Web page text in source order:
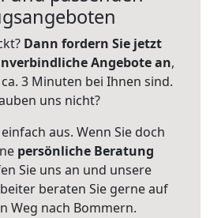
Dann fordern Sie jetzt
Angebote an,
3 Minuten bei Ihnen sind.
uns nicht?
aus. Wenn Sie doch
persönliche Beratung
Sie uns an und unsere
beraten Sie gerne auf
Weg nach Bommern.